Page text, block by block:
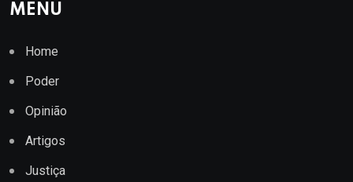
MENU
Home
Poder
Opinião
Artigos
Justiça